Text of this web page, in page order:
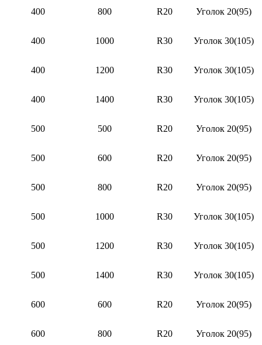
400 800 R20 Уголок 20(95)
400 1000 R30 Уголок 30(105)
400 1200 R30 Уголок 30(105)
400 1400 R30 Уголок 30(105)
500 500 R20 Уголок 20(95)
500 600 R20 Уголок 20(95)
500 800 R20 Уголок 20(95)
500 1000 R30 Уголок 30(105)
500 1200 R30 Уголок 30(105)
500 1400 R30 Уголок 30(105)
600 600 R20 Уголок 20(95)
600 800 R20 Уголок 20(95)